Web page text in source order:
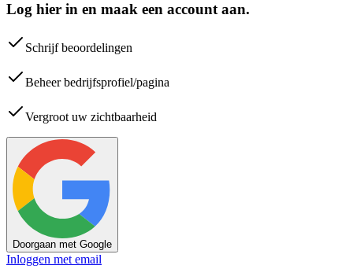
Log hier in en maak een account aan.
Schrijf beoordelingen
Beheer bedrijfsprofiel/pagina
Vergroot uw zichtbaarheid
Doorgaan met Google
Inloggen met email